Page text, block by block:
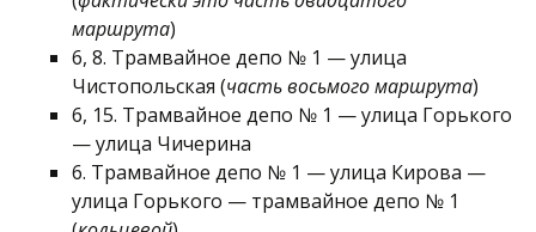
маршрута)
6, 8. Трамвайное депо № 1 — улица
Чистопольская (часть восьмого маршрута)
6, 15. Трамвайное депо № 1 — улица Горького
— улица Чичерина
6. Трамвайное депо № 1 — улица Кирова —
улица Горького — трамвайное депо № 1